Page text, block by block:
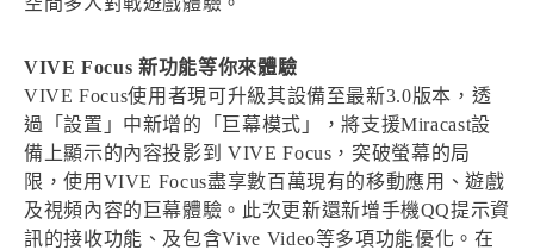
VIVE Focus 新功能等你來體驗
VIVE Focus使用者現可升級其設備至最新3.0版本，透
過「設置」中新增的「巨幕模式」，將支援Miracast設
備上顯示的內容投影到 VIVE Focus，突破螢幕的局
限，使用VIVE Focus盡享數百萬現有的移動應用、遊戲
及視頻內容的巨幕體驗。此次更新還新增手機QQ提示資
訊的接收功能、及包含Vive Video等多項功能優化。在